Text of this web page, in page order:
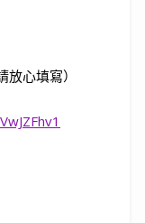
放心填寫）